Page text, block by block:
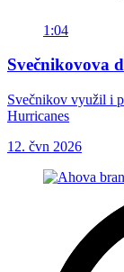
1:04
Svečnikovova
Svečnikov využil i
Hurricanes
12. čvn 2026